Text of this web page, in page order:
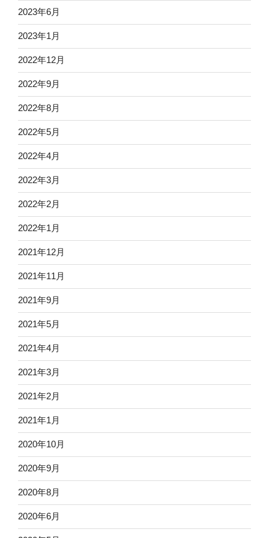
2023年6月
2023年1月
2022年12月
2022年9月
2022年8月
2022年5月
2022年4月
2022年3月
2022年2月
2022年1月
2021年12月
2021年11月
2021年9月
2021年5月
2021年4月
2021年3月
2021年2月
2021年1月
2020年10月
2020年9月
2020年8月
2020年6月